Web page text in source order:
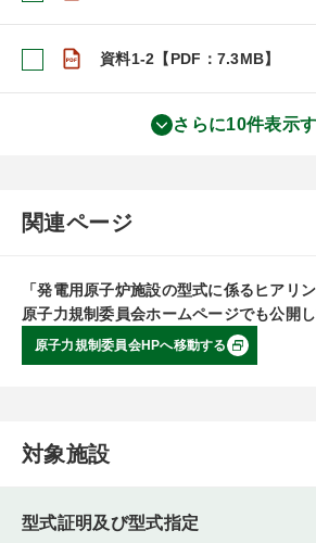
資料1-2【PDF：7.3MB】
さらに10件表示
関連ページ
「発電用原子炉施設の型式に係るヒアリ
原子力規制委員会ホームページでも公開し
原子力規制委員会HPへ移動する
対象施設
型式証明及び型式指定